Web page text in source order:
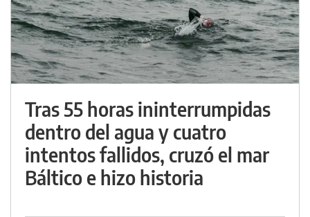
Tras 55 horas ininterrumpidas
dentro del agua y cuatro
intentos fallidos, cruzó el mar
Báltico e hizo historia